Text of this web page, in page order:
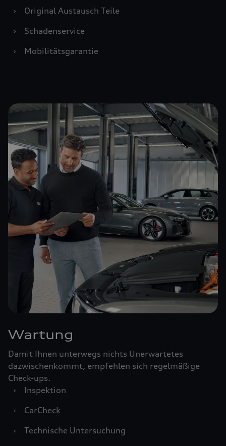
›
Original Austausch Teile
›
Schadenservice
›
Mobilitätsgarantie
Wartung
Damit Ihnen unterwegs nichts Unerwartetes
dazwischenkommt, empfehlen sich regelmäßige
Check-ups.
›
Inspektion
›
CarCheck
›
Technische Untersuchung